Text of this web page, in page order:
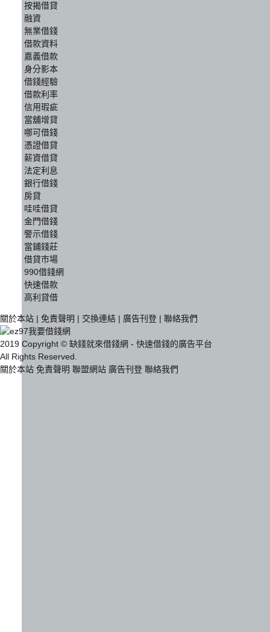
按揭借貸
融資
無業借錢
借款資料
嘉義借款
身分影本
借錢經驗
借款利率
信用瑕疵
當舖增貸
哪可借錢
憑證借貸
薪資借貸
法定利息
銀行借錢
房貸
哇哇借貸
金門借錢
警示借錢
當鋪錢莊
借貸市場
990借錢網
快速借款
高利貸借
關於本站 | 免責聲明 | 交換連結 | 廣告刊登 | 聯絡我們
2019 Copyright © 缺錢就來借錢網 - 快速借錢的廣告平台
All Rights Reserved.
關於本站 免責聲明 聯盟網站 廣告刊登 聯絡我們